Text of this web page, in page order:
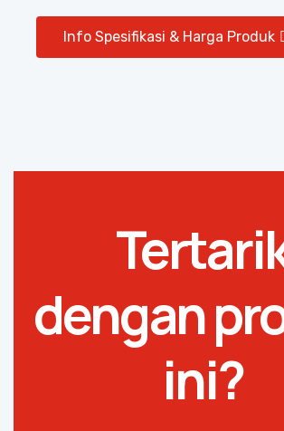
Info Spesifikasi & Harga Produk
dengan
ini?